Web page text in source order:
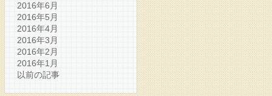
2016年6月
2016年5月
2016年4月
2016年3月
2016年2月
2016年1月
以前の記事